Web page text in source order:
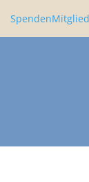
Spenden